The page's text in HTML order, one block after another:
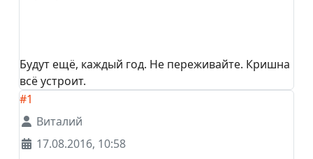
Будут ещё, каждый год. Не переживайте. Кришна
всё устроит.
#1
Виталий
17.08.2016, 10:58